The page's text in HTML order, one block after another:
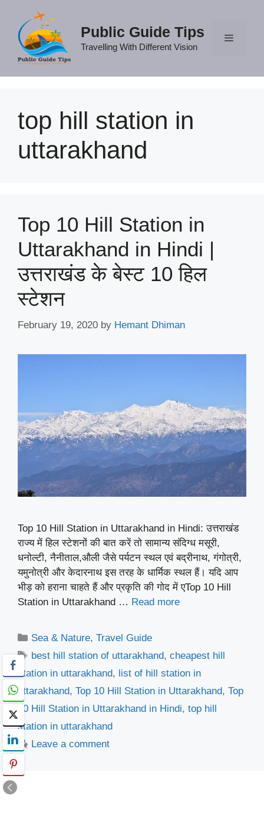
content
Public Guide Tips
Travelling With Different Vision
top hill station in
uttarakhand
Top 10 Hill Station in
Uttarakhand in Hindi |
उत्तराखंड के बेस्ट 10 हिल
स्टेशन
February 19, 2020 by Hemant Dhiman
Top 10 Hill Station in Uttarakhand in Hindi: उत्तराखंड
राज्य में हिल स्टेशनों की बात करें तो सामान्य संदिग्ध मसूरी,
धनोल्टी, नैनीताल,औली जैसे पर्यटन स्थल एवं बद्रीनाथ, गंगोत्री,
यमुनोत्री और केदारनाथ इस तरह के धार्मिक स्थल हैं। यदि आप
भीड़ को हराना चाहते हैं और प्रकृति की गोद में एTop 10 Hill
Station in Uttarakhand … Read more
Categories
Sea & Nature,Travel Guide
Tags
best hill station of uttarakhand,cheapest hill
station in uttarakhand, list of hill station in
uttarakhand, Top 10 Hill Station in Uttarakhand, Top
10 Hill Station in Uttarakhand in Hindi, top hill
station in uttarakhand
Leave a comment